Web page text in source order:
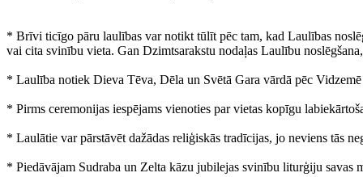
* Brīvi ticīgo pāru laulības var notikt tūlīt pēc tam, kad Laulības
vai cita svinību vieta. Gan Dzimtsarakstu nodaļas Laulību
* Laulība notiek Dieva Tēva, Dēla un Svētā Gara vārdā pēc
* Pirms ceremonijas iespējams vienoties par vietas kopīgu
* Laulātie var pārstāvēt dažādas reliģiskās tradīcijas, jo neviens tās
* Piedāvājam Sudraba un Zelta kāzu jubilejas svinību liturģiju savas